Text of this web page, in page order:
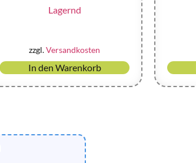
Lagernd
zzgl.Versandkosten
In den Warenkorb